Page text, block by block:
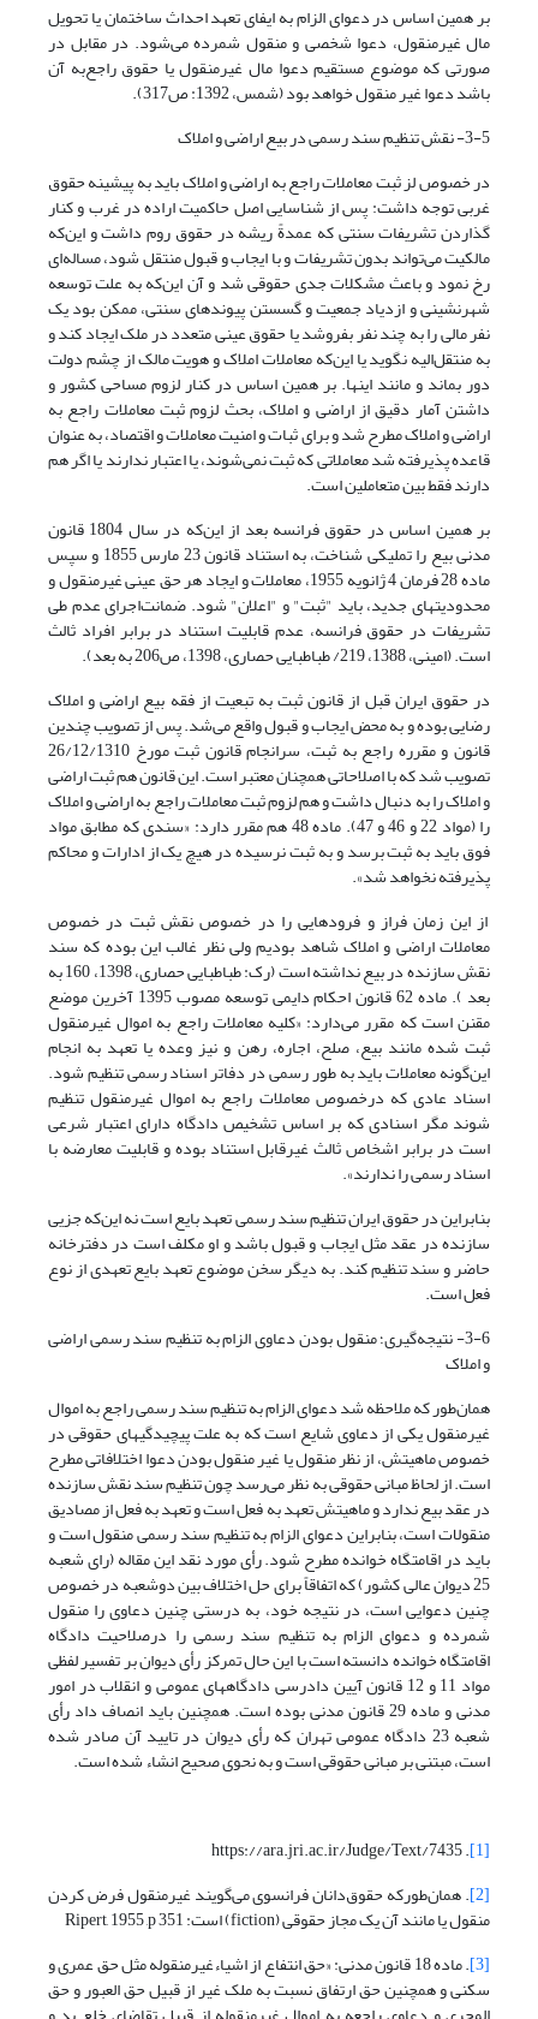
بر همین اساس در دعوای الزام به ایفای تعهد احداث ساختمان یا تحویل
مال غیرمنقول، دعوا شخصی و منقول شمرده می‌شود. در مقابل در
صورتی که موضوع مستقیم دعوا مال غیرمنقول یا حقوق راجع‌به آن
باشد دعوا غیر منقول خواهد بود (شمس، 1392: ص317).
3-5- نقش تنظیم سند رسمی در بیع اراضی و املاک
در خصوص لز ثبت معاملات راجع به اراضی و املاک باید به پیشینه حقوق
غربی توجه داشت: پس از شناسایی اصل حاکمیت اراده در غرب و کنار
گذاردن تشریفات سنتی که عمدةً ریشه در حقوق روم داشت و این‌که
مالکیت می‌تواند بدون تشریفات و با ایجاب و قبول منتقل شود، مساله‌ای
رخ نمود و باعث مشکلات جدی حقوقی شد و آن این‌که به علت توسعه
شهرنشینی و ازدیاد جمعیت و گسستن پیوندهای سنتی، ممکن بود یک
نفر مالی را به چند نفر بفروشد یا حقوق عینی متعدد در ملک ایجاد کند و
به منتقل‌الیه نگوید یا این‌که معاملات املاک و هویت مالک از چشم دولت
دور بماند و مانند اینها. بر همین اساس در کنار لزوم مساحی کشور و
داشتن آمار دقیق از اراضی و املاک، بحث لزوم ثبت معاملات راجع به
اراضی و املاک مطرح شد و برای ثبات و امنیت معاملات و اقتصاد، به عنوان
قاعده پذیرفته شد معاملاتی که ثبت نمی‌شوند، یا اعتبار ندارند یا اگر هم
دارند فقط بین متعاملین است.
بر همین اساس در حقوق فرانسه بعد از این‌که در سال 1804 قانون
مدنی بیع را تملیکی شناخت، به استناد قانون 23 مارس 1855 و سپس
ماده 28 فرمان 4 ژانویه 1955، معاملات و ایجاد هر حق عینی غیرمنقول و
محدودیتهای جدید، باید "ثبت" و "اعلان" شود. ضمانت‌‌اجرای عدم طی
تشریفات در حقوق فرانسه، عدم قابلیت استناد در برابر افراد ثالث
است. (امینی، 1388، 219/ طباطبایی حصاری، 1398، ص206 به بعد).
در حقوق ایران قبل از قانون ثبت به تبعیت از فقه بیع اراضی و املاک
رضایی بوده و به محض ایجاب و قبول واقع می‌شد. پس از تصویب چندین
قانون و مقرره راجع به ثبت، سرانجام قانون ثبت مورخ 26/12/1310
تصویب شد که با اصلاحاتی همچنان معتبر است. این قانون هم ثبت اراضی
و املاک را به دنبال داشت و هم لزوم ثبت معاملات راجع به اراضی و املاک
را (مواد 22 و 46 و 47). ‌ماده 48 هم مقرر دارد: «سندی که مطابق مواد
فوق باید به ثبت برسد و به ثبت نرسیده در هیچ یک از ادارات و محاکم
پذیرفته نخواهد شد».
از این زمان فراز و فرودهایی را در خصوص نقش ثبت در خصوص
معاملات اراضی و املاک شاهد بودیم ولی نظر غالب این بوده که سند
نقش سازنده در بیع نداشته است (رک: طباطبایی حصاری، 1398، 160 به
بعد ). ماده 62 قانون احکام دایمی توسعه مصوب 1395 آخرین موضع
مقنن است که مقرر می‌دارد: «کلیه معاملات راجع به اموال غیرمنقول
ثبت شده مانند بیع، صلح، اجاره، رهن و نیز وعده یا تعهد به انجام
این‌گونه معاملات باید به طور رسمی در دفاتر اسناد رسمی تنظیم شود.
اسناد عادی که درخصوص معاملات راجع به اموال غیرمنقول تنظیم
شوند مگر اسنادی که بر اساس تشخیص دادگاه دارای اعتبار شرعی
است در برابر اشخاص ثالث غیرقابل استناد بوده و قابلیت معارضه با
اسناد رسمی را ندارند».
بنابراین در حقوق ایران تنظیم سند رسمی تعهد بایع است نه این‌که جزیی
سازنده در عقد مثل ایجاب و قبول باشد و او مکلف است در دفترخانه
حاضر و سند تنظیم کند. به دیگر سخن موضوع تعهد بایع تعهدی از نوع
فعل است.
3-6- نتیجه‌گیری؛ منقول بودن دعاوی الزام به تنظیم سند رسمی اراضی
و املاک
همان‌طور که ملاحظه شد دعوای الزام به تنظیم سند رسمی راجع به اموال
غیرمنقول یکی از دعاوی شایع است که به علت پیچیدگیهای حقوقی در
خصوص ماهیتش، از نظر منقول یا غیر منقول بودن دعوا اختلافاتی مطرح
است. از لحاظ مبانی حقوقی به نظر می‌رسد چون تنظیم سند نقش سازنده
در عقد بیع ندارد و ماهیتش تعهد به فعل است و تعهد به فعل از مصادیق
منقولات است، بنابراین دعوای الزام به تنظیم سند رسمی منقول است و
باید در اقامتگاه خوانده مطرح شود. رأی مورد نقد این مقاله (رای شعبه
25 دیوان عالی کشور) که اتفاقاً برای حل اختلاف بین دوشعبه در خصوص
چنین دعوایی است، در نتیجه خود، به درستی چنین دعاوی را منقول
شمرده و دعوای الزام به تنظیم سند رسمی را درصلاحیت دادگاه
اقامتگاه خوانده دانسته است با این حال تمرکز رأی دیوان بر تفسیر لفظی
مواد 11 و 12 قانون آیین دادرسی دادگاههای عمومی و انقلاب در امور
مدنی و ماده 29 قانون مدنی بوده است. همچنین باید انصاف داد رأی
شعبه 23 دادگاه عمومی تهران که رأی دیوان در تایید آن صادر شده
است، مبتنی بر مبانی حقوقی است و به نحوی صحیح انشاء شده است.
[1]
. https://ara.jri.ac.ir/Judge/Text/7435
[2] . همان‌طورکه حقوق‌دانان فرانسوی می‌گویند غیرمنقول فرض کردن
منقول یا مانند آن یک مجاز حقوقی (fiction) است: Ripert, 1955 ,p 351
[3]
. ماده 18 قانون مدنی: «حق انتفاع از اشیاءغیرمنقوله مثل حق عمری و
سکنی و همچنین حق ارتفاق نسبت به ملک غیر از قبیل حق العبور و حق